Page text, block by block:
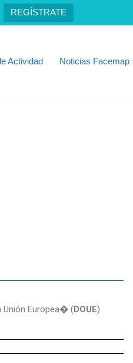
REGÍSTRATE
Actividad Noticias Facemap
Unión Europea� (DOUE)